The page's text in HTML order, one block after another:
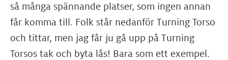
så många spännande platser, som ingen annan
får komma till. Folk står nedanför Turning Torso
och tittar, men jag får ju gå upp på Turning
Torsos tak och byta lås! Bara som ett exempel.